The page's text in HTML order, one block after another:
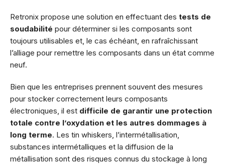
Retronix propose une solution en effectuant des tests de
soudabilité pour déterminer si les composants sont
toujours utilisables et, le cas échéant, en rafraîchissant
l’alliage pour remettre les composants dans un état comme
neuf.
Bien que les entreprises prennent souvent des mesures
pour stocker correctement leurs composants
électroniques, il est difficile de garantir une protection
totale contre l’oxydation et les autres dommages à
long terme. Les tin whiskers, l’intermétallisation,
substances intermétalliques et la diffusion de la
métallisation sont des risques connus du stockage à long